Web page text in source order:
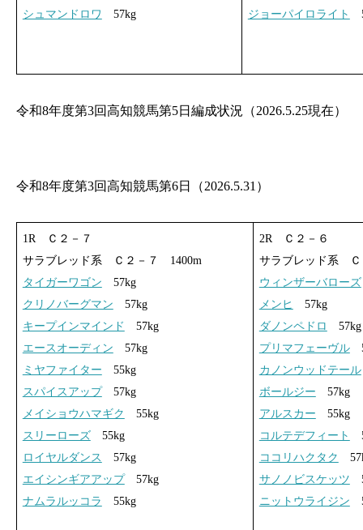
シュマンドロワ
57kg
ジョーパイロライト
令和8年度第3回高知競馬第5日編成状況（2026.5.25現在）
令和8年度第3回高知競馬第6日（2026.5.31）
1R Ｃ２－７
サラブレッド系 Ｃ２－７ 1400m
タイガーワゴン 57kg
クリノバーグマン 57kg
キープインマインド
57kg
エースオーディン 57kg
ミヤファイター 55kg
スパイスアップ57kg
メイショウハマギク
55kg
スリーローズ55kg
ロイヤルダンス
57kg
エイシンギアアップ57kg
ナムラルッコラ
55kg
2R Ｃ２－６
サラブレッド系
ウィンザーバローズ
メンヒ
57kg
ダノンペドロ
57kg
プリマフェーヴル
カノンウッドテール
ボールジー 57kg
アルスカー 55kg
コルテデフィート
ココリハクタク
サノノビスケッツ
ニットウライジン